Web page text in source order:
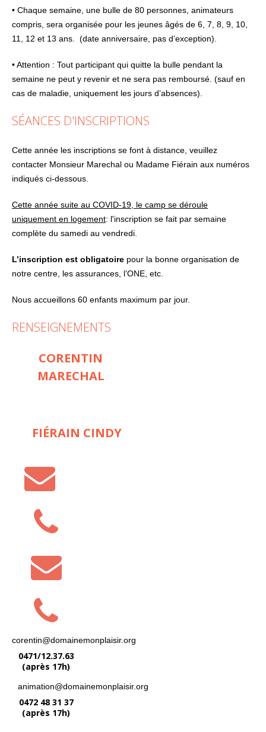
• Chaque semaine, une bulle de 80 personnes, animateurs
compris, sera organisée pour les jeunes âgés de 6, 7, 8, 9, 10,
11, 12 et 13 ans. (date anniversaire, pas d’exception).
• Attention : Tout participant qui quitte la bulle pendant la
semaine ne peut y revenir et ne sera pas remboursé. (sauf en
cas de maladie, uniquement les jours d’absences).
SÉANCES D'INSCRIPTIONS
Cette année les inscriptions se font à distance, veuillez
contacter Monsieur Marechal ou Madame Fiérain aux numéros
indiqués ci-dessous.
Cette année suite au COVID-19, le camp se déroule
uniquement en logement: l'inscription se fait par semaine
complète du samedi au vendredi.
L’inscription est obligatoire pour la bonne organisation de
notre centre, les assurances, l’ONE, etc.
Nous accueillons 60 enfants maximum par jour.
RENSEIGNEMENTS
CORENTIN
MARECHAL
FIÉRAIN CINDY
corentin@domainemonplaisir.org
0471/12.37.63
(après 17h)
animation@domainemonplaisir.org
0472 48 31 37
(après 17h)